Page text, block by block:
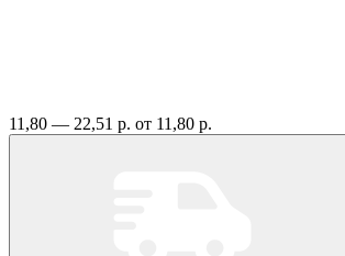
11,80 — 22,51 р. от 11,80 р.